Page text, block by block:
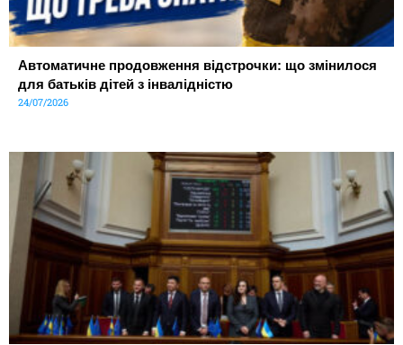
Автоматичне продовження відстрочки: що змінилося
для батьків дітей з інвалідністю
24/07/2026